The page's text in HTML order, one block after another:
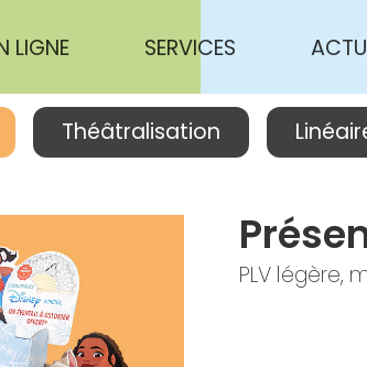
LIGNE SERVICES
Théâtralisation
PLV légère,